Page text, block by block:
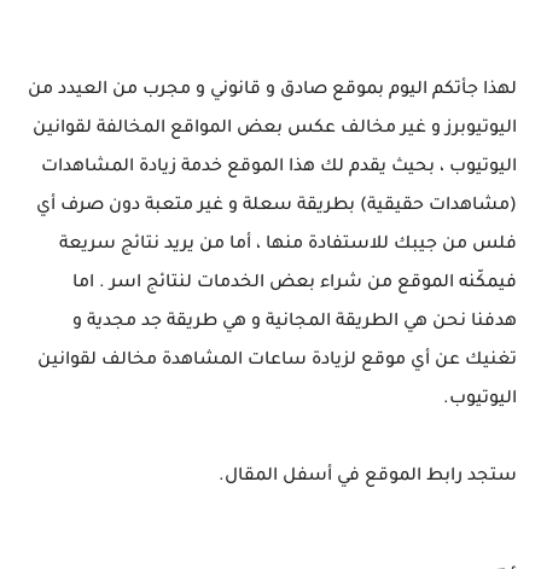
لهذا جأتكم اليوم بموقع صادق و قانوني و مجرب من العيدد من
اليوتيوبرز و غير مخالف عكس بعض المواقع المخالفة لقوانين
اليوتيوب ، بحيث يقدم لك هذا الموقع خدمة زيادة المشاهدات
(مشاهدات حقيقية) بطريقة سعلة و غير متعبة دون صرف أي
فلس من جيبك للاستفادة منها ، أما من يريد نتائج سريعة
فيمكّنه الموقع من شراء بعض الخدمات لنتائج اسر . اما
هدفنا نحن هي الطريقة المجانية و هي طريقة جد مجدية و
تغنيك عن أي موقع لزيادة ساعات المشاهدة مخالف لقوانين
اليوتيوب.
ستجد رابط الموقع في أسفل المقال.